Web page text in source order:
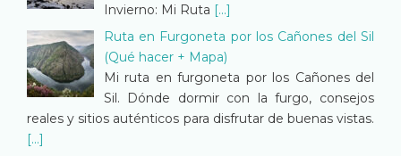
Invierno: Mi Ruta [...]
Ruta en Furgoneta por los Cañones del Sil
(Qué hacer + Mapa)
Mi ruta en furgoneta por los Cañones del
Sil. Dónde dormir con la furgo, consejos
reales y sitios auténticos para disfrutar de buenas vistas.
[...]